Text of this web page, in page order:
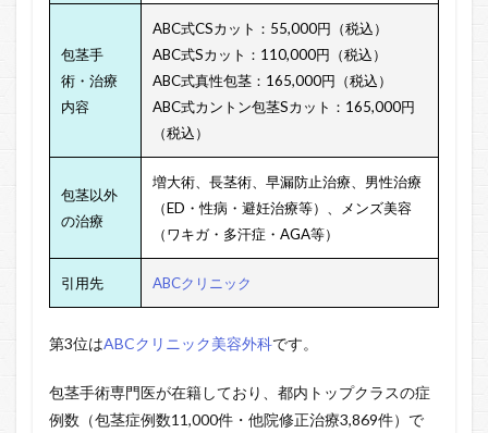
包茎手
術・治療
内容
ABC式CSカット：55,000円（税込）
ABC式Sカット：110,000円（税込）
ABC式真性包茎：165,000円（税込）
ABC式カントン包茎Sカット：165,000円
（税込）
包茎以外
の治療
増大術、 長茎術、 早漏防止治療、 男性治療
（ED・性病・避妊治療等）、
メンズ美容
（ワキガ・多汗症・AGA等）
引用先 ABCクリニック
第3位はABCクリニック美容外科です。
包茎手術専門医が在籍しており、都内トップクラスの症
例数（包茎症例数11,000件・他院修正治療3,869件）で